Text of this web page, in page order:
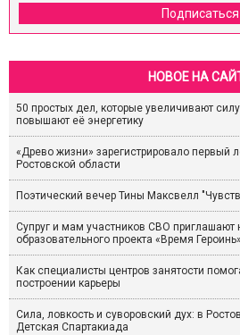
Подписаться
НОВОЕ НА
50 простых дел, которые увеличивают
повышают её энергетику
«Древо жизни» зарегистрировало первый
Ростовской области
Поэтический вечер Тины Максвелл
Супруг и мам участников СВО приглашают
образовательного проекта «Время Героинь»
Как специалисты центров занятости
построении карьеры
Сила, ловкость и суворовский дух: в
Детская Спартакиада